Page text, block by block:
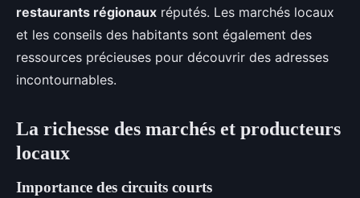
restaurants régionaux réputés. Les marchés locaux
et les conseils des habitants sont également des
ressources précieuses pour découvrir des adresses
incontournables.
La richesse des marchés et producteurs
locaux
Importance des circuits courts